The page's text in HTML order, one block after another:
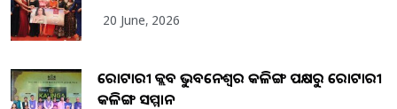
20 June, 2026
ରୋଟାରୀ କ୍ଲବ ଭୁବନେଶ୍ୱର କଳିଙ୍ଗ ପକ୍ଷରୁ ରୋଟାରୀ
କଳିଙ୍ଗ ସମ୍ମାନ